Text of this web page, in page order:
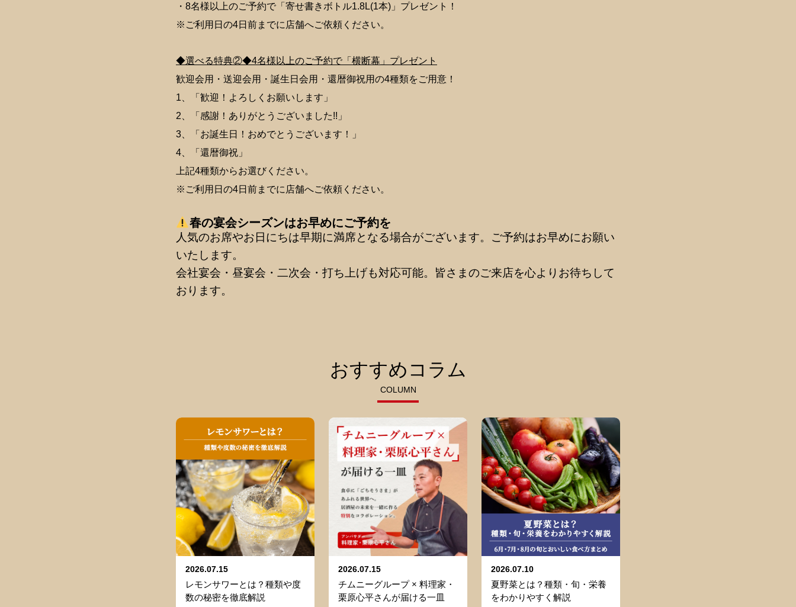
・8名様以上のご予約で「寄せ書きボトル1.8L(1本)」プレゼント！
※ご利用日の4日前までに店舗へご依頼ください。
◆選べる特典②◆4名様以上のご予約で「横断幕」プレゼント
歓迎会用・送迎会用・誕生日会用・還暦御祝用の4種類をご用意！
1、「歓迎！よろしくお願いします」
2、「感謝！ありがとうございました!!」
3、「お誕生日！おめでとうございます！」
4、「還暦御祝」
上記4種類からお選びください。
※ご利用日の4日前までに店舗へご依頼ください。
春の宴会シーズンはお早めにご予約を
人気のお席やお日にちは早期に満席となる場合がございます。ご予約はお早めにお願い
いたします。
会社宴会・昼宴会・二次会・打ち上げも対応可能。皆さまのご来店を心よりお待ちして
おります。
おすすめコラム
COLUMN
2026.07.15
レモンサワーとは？種類や度
数の秘密を徹底解説
2026.07.15
チムニーグループ × 料理家・
栗原心平さんが届ける一皿
2026.07.10
夏野菜とは？種類・旬・栄養
をわかりやすく解説